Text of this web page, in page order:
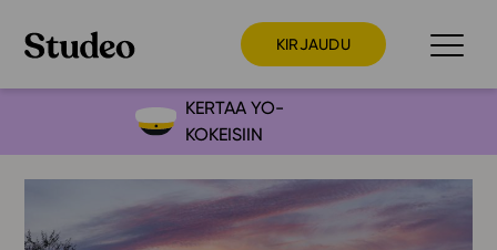
KIRJAUDU
Preppaaja
Opiskelija
KERTAA YO-
KOKEISIIN